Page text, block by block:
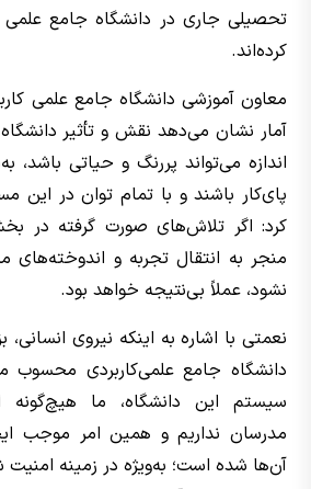
تحصیلی جاری در دانشگاه جامع علمی
کرده‌اند.
معاون آموزشی دانشگاه جامع علمی
آمار نشان می‌دهد نقش و تأثیر
اندازه می‌تواند پررنگ و حیاتی باشد،
پای‌کار باشند و با تمام توان در این
کرد: اگر تلاش‌های صورت گرفته در
منجر به انتقال تجربه و اندوخته‌های
نشود، عملاً بی‌نتیجه خواهد بود.
نعمتی با اشاره به اینکه نیروی انسانی،
دانشگاه جامع علمی‌کاربردی محسوب
سیستم این دانشگاه، ما هیچ‌گونه
مدرسان نداریم و همین امر موجب
آن‌ها شده است؛ به‌ویژه در زمینه امنیت